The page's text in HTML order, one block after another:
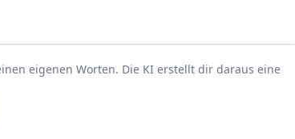
eigenen Worten. Die KI erstellt dir daraus eine